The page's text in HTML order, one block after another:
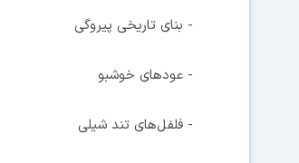
- بنای تاریخی پیروگی
- عودهای خوشبو
- فلفل‌های تند شیلی